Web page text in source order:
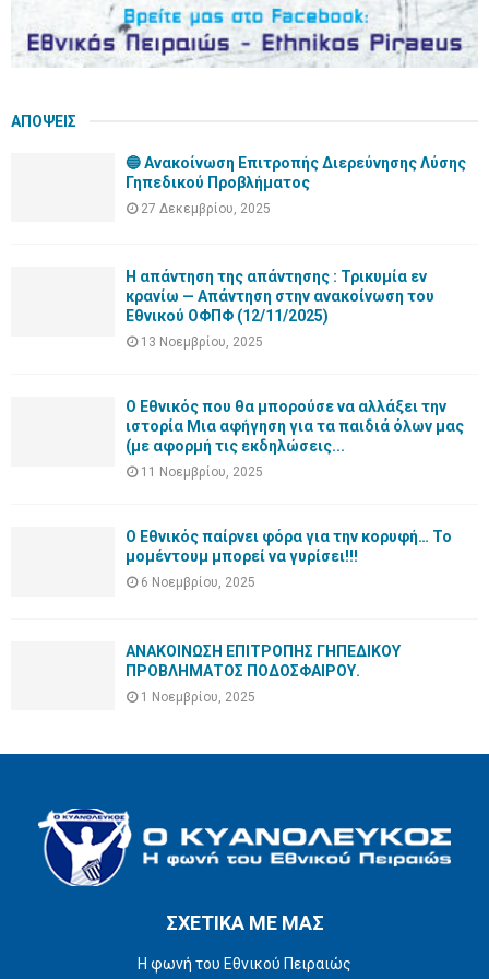
ΑΠΟΨΕΙΣ
🔵 Ανακοίνωση Επιτροπής Διερεύνησης Λύσης
Γηπεδικού Προβλήματος
27 Δεκεμβρίου, 2025
Η απάντηση της απάντησης : Τρικυμία εν
κρανίω — Απάντηση στην ανακοίνωση του
Εθνικού ΟΦΠΦ (12/11/2025)
13 Νοεμβρίου, 2025
Ο Εθνικός που θα μπορούσε να αλλάξει την
ιστορία Μια αφήγηση για τα παιδιά όλων μας
(με αφορμή τις εκδηλώσεις...
11 Νοεμβρίου, 2025
Ο Εθνικός παίρνει φόρα για την κορυφή… Το
μομέντουμ μπορεί να γυρίσει!!!
6 Νοεμβρίου, 2025
ΑΝΑΚΟΙΝΩΣΗ ΕΠΙΤΡΟΠΗΣ ΓΗΠΕΔΙΚΟΥ
ΠΡΟΒΛΗΜΑΤΟΣ ΠΟΔΟΣΦΑΙΡΟΥ.
1 Νοεμβρίου, 2025
ΣΧΕΤΙΚΑ ΜΕ ΜΑΣ
Η φωνή του Εθνικού Πειραιώς